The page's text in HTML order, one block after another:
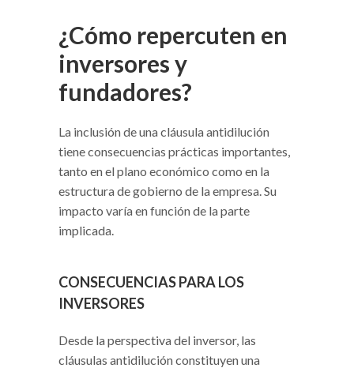
¿Cómo repercuten en
inversores y
fundadores?
La inclusión de una cláusula antidilución
tiene consecuencias prácticas importantes,
tanto en el plano económico como en la
estructura de gobierno de la empresa. Su
impacto varía en función de la parte
implicada.
CONSECUENCIAS PARA LOS
INVERSORES
Desde la perspectiva del inversor, las
cláusulas antidilución constituyen una